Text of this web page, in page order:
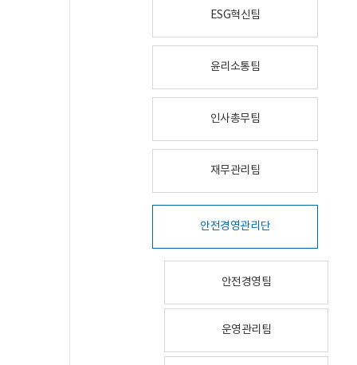
ESG혁신팀
윤리소통팀
인사총무팀
재무관리팀
안전경영관리단
안전경영팀
운영관리팀